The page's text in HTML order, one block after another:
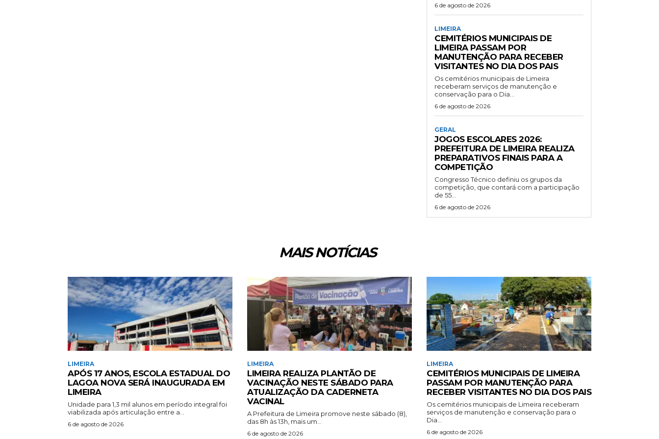
6 de agosto de 2026
LIMEIRA
CEMITÉRIOS MUNICIPAIS DE
LIMEIRA PASSAM POR
MANUTENÇÃO PARA RECEBER
VISITANTES NO DIA DOS PAIS
Os cemitérios municipais de Limeira
receberam serviços de manutenção e
conservação para o Dia...
6 de agosto de 2026
GERAL
JOGOS ESCOLARES 2026:
PREFEITURA DE LIMEIRA REALIZA
PREPARATIVOS FINAIS PARA A
COMPETIÇÃO
Congresso Técnico definiu os grupos da
competição, que contará com a participação
de 55...
6 de agosto de 2026
MAIS NOTÍCIAS
LIMEIRA
APÓS 17 ANOS, ESCOLA ESTADUAL DO
LAGOA NOVA SERÁ INAUGURADA EM
LIMEIRA
Unidade para 1,3 mil alunos em período integral foi
viabilizada após articulação entre a...
6 de agosto de 2026
LIMEIRA
LIMEIRA REALIZA PLANTÃO DE
VACINAÇÃO NESTE SÁBADO PARA
ATUALIZAÇÃO DA CADERNETA
VACINAL
A Prefeitura de Limeira promove neste sábado (8),
das 8h às 13h, mais um...
6 de agosto de 2026
LIMEIRA
CEMITÉRIOS MUNICIPAIS DE LIMEIRA
PASSAM POR MANUTENÇÃO PARA
RECEBER VISITANTES NO DIA DOS PAIS
Os cemitérios municipais de Limeira receberam
serviços de manutenção e conservação para o
Dia...
6 de agosto de 2026